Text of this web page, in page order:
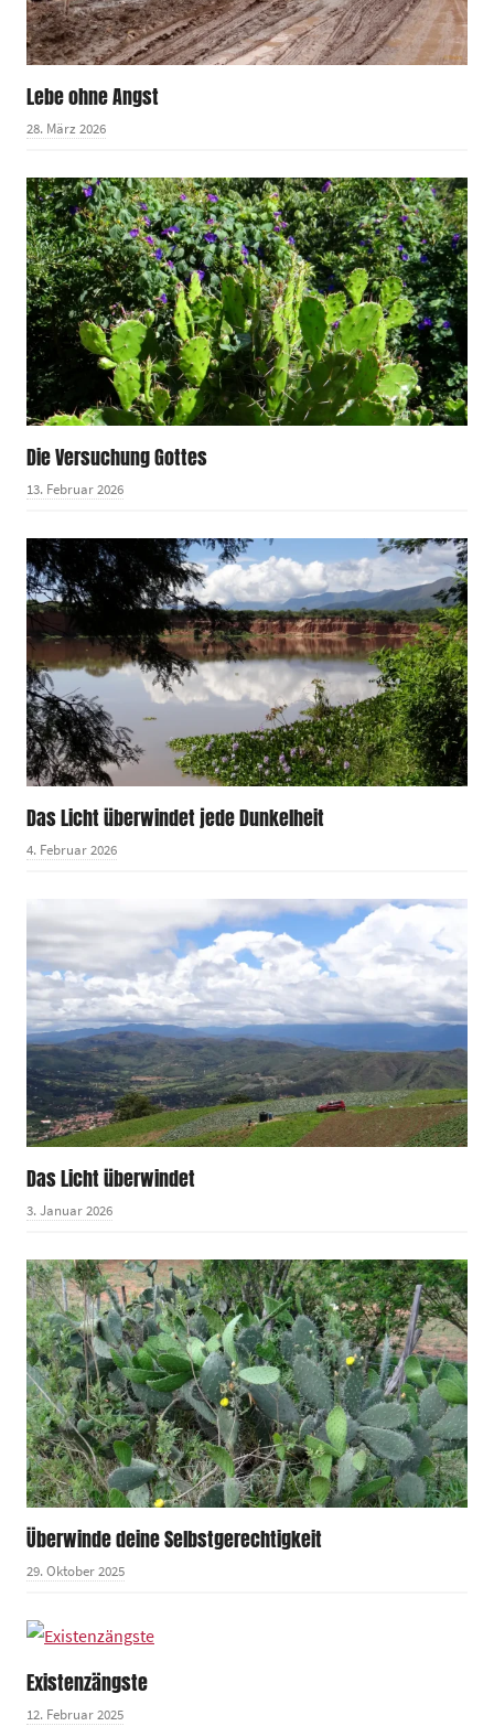
Lebe ohne Angst
28. März 2026
Die Versuchung Gottes
13. Februar 2026
Das Licht überwindet jede Dunkelheit
4. Februar 2026
Das Licht überwindet
3. Januar 2026
Überwinde deine Selbstgerechtigkeit
29. Oktober 2025
Existenzängste
12. Februar 2025